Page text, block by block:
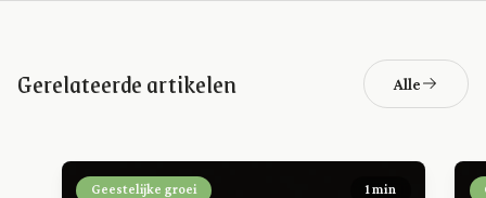
Gerelateerde artikelen Alle
Geestelijke groei 1 min